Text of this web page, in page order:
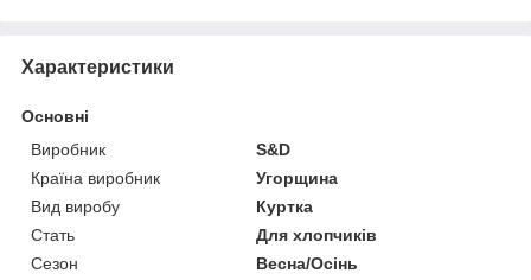
Характеристики
Основні
Виробник
S&D
Країна виробник
Угорщина
Вид виробу
Куртка
Стать
Для хлопчиків
Сезон
Весна/Осінь